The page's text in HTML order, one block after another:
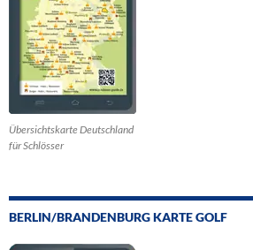
Übersichtskarte Deutschland
für Schlösser
BERLIN/BRANDENBURG KARTE GOLF